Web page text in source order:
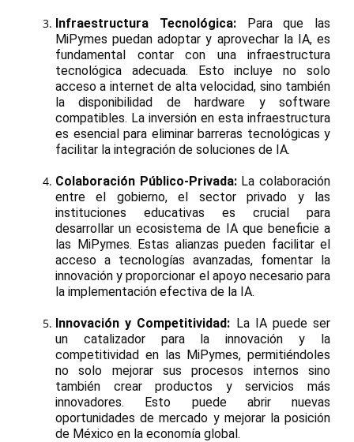
Infraestructura Tecnológica:Para que las
MiPymes puedan adoptar y aprovechar la IA, es
fundamental contar con una infraestructura
tecnológica adecuada. Esto incluye no solo
acceso a internet de alta velocidad, sino también
la disponibilidad de hardware y software
compatibles. La inversión en esta infraestructura
es esencial para eliminar barreras tecnológicas y
facilitar la integración de soluciones de IA.
Colaboración Público-Privada: La colaboración
entre el gobierno, el sector privado y las
instituciones educativas es crucial para
desarrollar un ecosistema de IA que beneficie a
las MiPymes. Estas alianzas pueden facilitar el
acceso a tecnologías avanzadas, fomentar la
innovación y proporcionar el apoyo necesario para
la implementación efectiva de la IA.
Innovación y Competitividad: La IA puede ser
un catalizador para la innovación y la
competitividad en las MiPymes, permitiéndoles
no solo mejorar sus procesos internos sino
también crear productos y servicios más
innovadores. Esto puede abrir nuevas
oportunidades de mercado y mejorar la posición
de México en la economía global.